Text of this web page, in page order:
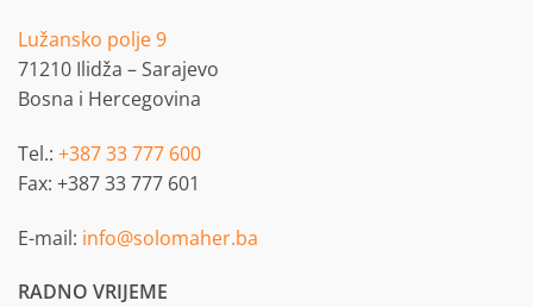
Lužansko polje 9
71210 Ilidža – Sarajevo
Bosna i Hercegovina
Tel.: +387 33 777 600
Fax: +387 33 777 601
E-mail: info@solomaher.ba
RADNO VRIJEME